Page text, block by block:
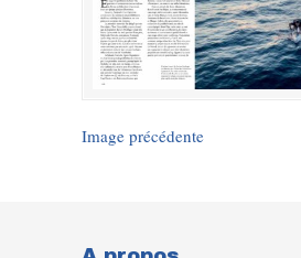
Image précédente